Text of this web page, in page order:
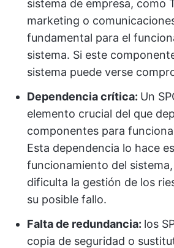
sistema de empresa, como
marketing o
fundamental para el
sistema. Si este
sistema puede verse
Dependencia crítica: Un
elemento crucial del que
componentes para
Esta dependencia lo hace
funcionamiento del
dificulta la gestión de los
su posible fallo.
Falta de redundancia: los
copia de seguridad o